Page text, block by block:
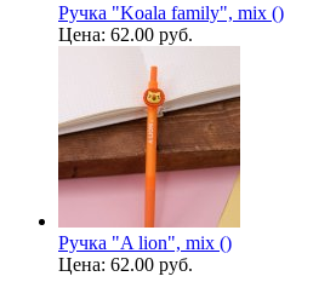
Ручка "Koala family", mix ()
Цена: 62.00 руб.
Ручка "A lion", mix ()
Цена: 62.00 руб.